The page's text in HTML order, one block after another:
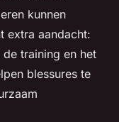
kunnen
extra aandacht:
training en het
blessures te